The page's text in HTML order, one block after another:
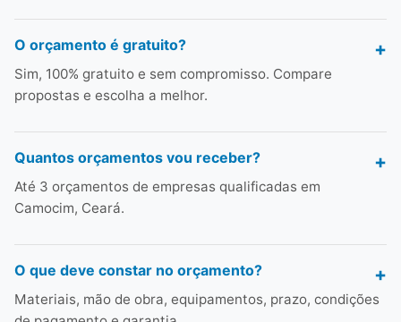
O orçamento é gratuito?
Sim, 100% gratuito e sem compromisso. Compare
propostas e escolha a melhor.
Quantos orçamentos vou receber?
Até 3 orçamentos de empresas qualificadas em
Camocim, Ceará.
O que deve constar no orçamento?
Materiais, mão de obra, equipamentos, prazo, condições